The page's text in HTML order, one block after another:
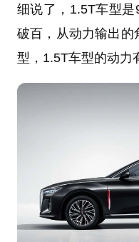
细说了，1.5T车型
破百，从动力输出的
型，1.5T车型的动力